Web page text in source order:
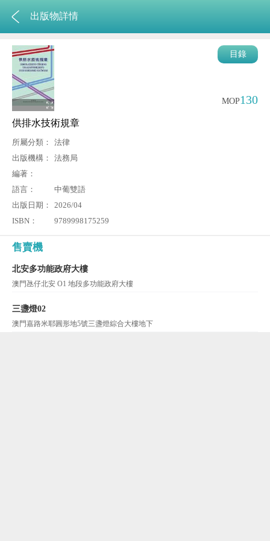
出版物詳情
目錄
MOP130
供排水技術規章
所屬分類：
法律
出版機構：
法務局
編著：
語言：
中葡雙語
出版日期：
2026/04
ISBN：
9789998175259
售賣機
北安多功能政府大樓
澳門氹仔北安 O1 地段多功能政府大樓
三盞燈02
澳門嘉路米耶圓形地5號三盞燈綜合大樓地下